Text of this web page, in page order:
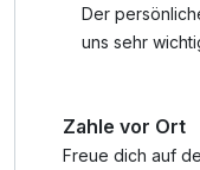
und handgefertigte
Möglichkeit haben,
Für Naturliebhaber
Der
uns sehr
Zahle vor Ort
Freue dich auf